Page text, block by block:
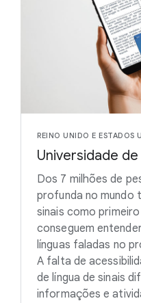
REINO UNIDO E ESTADOS
Universidade
Dos 7 milhões de
profunda no mundo
sinais como
conseguem
línguas faladas no
A falta de
de língua de sinais
informações e